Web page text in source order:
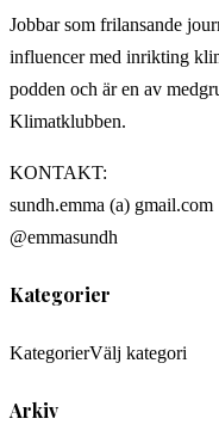
Jobbar som frilansande
influencer med inrikting
podden och är en av
Klimatklubben.
KONTAKT:
sundh.emma (a) gmail.com
@emmasundh
Kategorier
KategorierVälj kategori
Arkiv